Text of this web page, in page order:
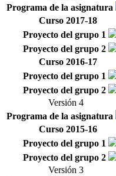
Programa de la asignatura
Curso 2017-18
Proyecto del grupo 1
Proyecto del grupo 2
Curso 2016-17
Proyecto del grupo 1
Proyecto del grupo 2
Versión 4
Programa de la asignatura
Curso 2015-16
Proyecto del grupo 1
Proyecto del grupo 2
Versión 3